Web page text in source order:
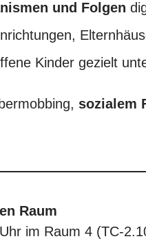
und Folgen
Kinder gezielt
sozialem
Raum
im Raum 4 (TC-